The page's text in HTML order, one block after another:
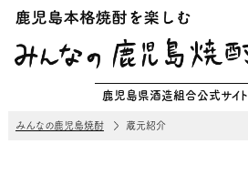
鹿児島県酒造組合公式サイト
みんなの鹿児島焼酎 蔵元紹介